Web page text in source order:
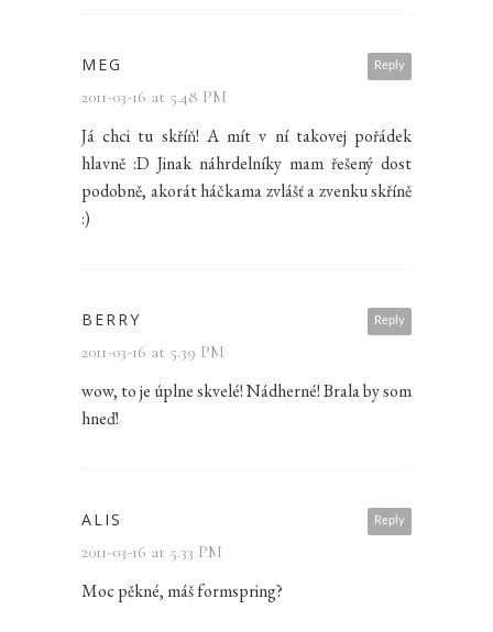
Reply
MEG
2011-03-16 at 5.48 PM
Já chci tu skříň! A mít v ní takovej pořádek
hlavně :D Jinak náhrdelníky mam řešený dost
podobně, akorát háčkama zvlášť a zvenku skříně
:)
Reply
BERRY
2011-03-16 at 5.39 PM
wow, to je úplne skvelé! Nádherné! Brala by som
hneď!
Reply
ALIS
2011-03-16 at 5.33 PM
Moc pěkné, máš formspring?